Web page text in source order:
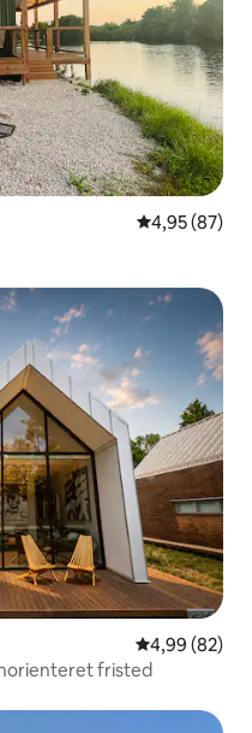
4,95 ud af 5 i
4,95 (87)
4,99 ud af 5 i
4,99 (82)
fristed